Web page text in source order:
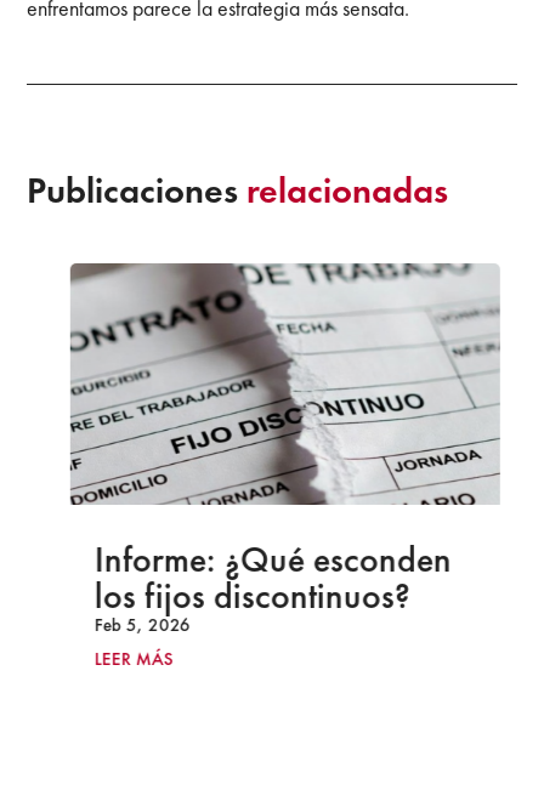
enfrentamos parece la estrategia más sensata.
Publicaciones relacionadas
Informe: ¿Qué esconden
los fijos discontinuos?
Feb 5, 2026
LEER MÁS